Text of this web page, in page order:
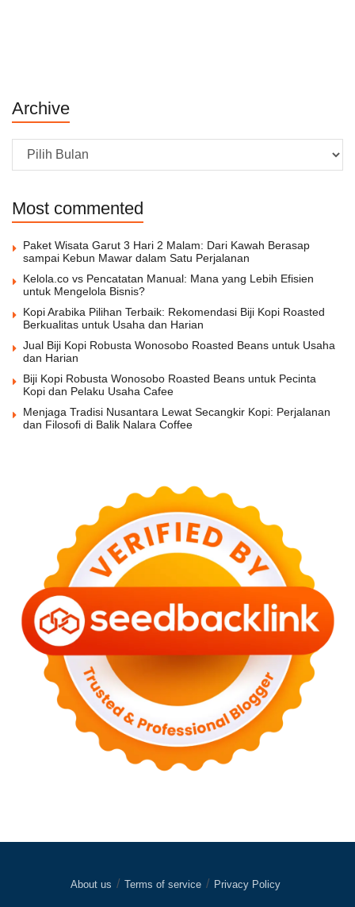
Archive
Archive
Most commented
Paket Wisata Garut 3 Hari 2 Malam: Dari Kawah Berasap
sampai Kebun Mawar dalam Satu Perjalanan
Kelola.co vs Pencatatan Manual: Mana yang Lebih Efisien
untuk Mengelola Bisnis?
Kopi Arabika Pilihan Terbaik: Rekomendasi Biji Kopi Roasted
Berkualitas untuk Usaha dan Harian
Jual Biji Kopi Robusta Wonosobo Roasted Beans untuk Usaha
dan Harian
Biji Kopi Robusta Wonosobo Roasted Beans untuk Pecinta
Kopi dan Pelaku Usaha Cafee
Menjaga Tradisi Nusantara Lewat Secangkir Kopi: Perjalanan
dan Filosofi di Balik Nalara Coffee
About us Terms of service Privacy Policy